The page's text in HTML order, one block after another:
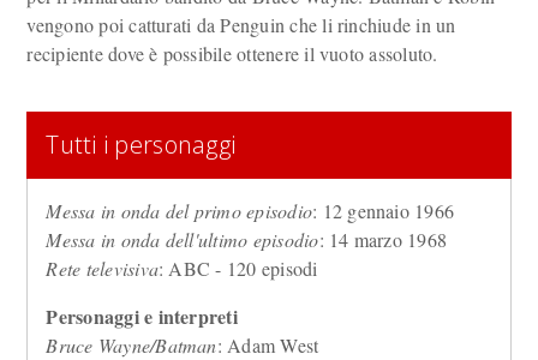
vengono poi catturati da Penguin che li rinchiude in un
recipiente dove è possibile ottenere il vuoto assoluto.
Tutti i personaggi
Messa in onda del primo episodio: 12 gennaio 1966
Messa in onda dell'ultimo episodio: 14 marzo 1968
Rete televisiva: ABC - 120 episodi
Personaggi e interpreti
Bruce Wayne/Batman: Adam West